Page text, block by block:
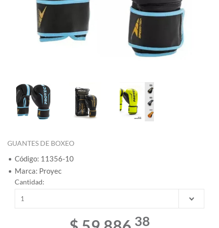
GUANTES DE BOXEO
Código: 11356-10
Marca: Proyec
Cantidad:
38